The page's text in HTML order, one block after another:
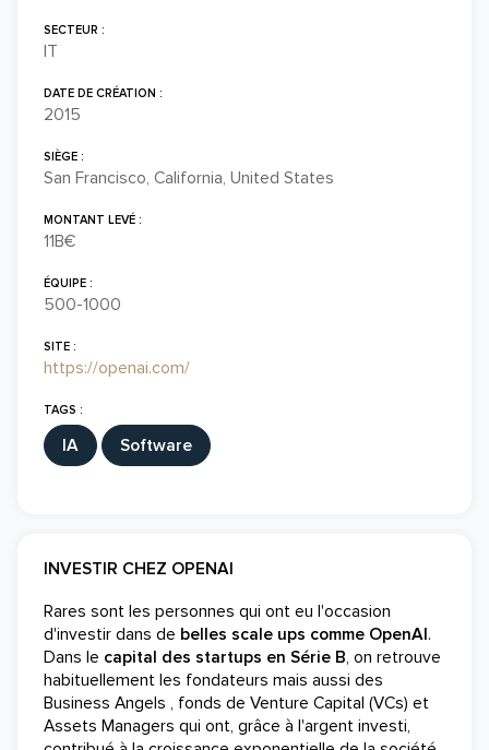
SECTEUR :
IT
DATE DE CRÉATION :
2015
SIÈGE :
San Francisco, California, United States
MONTANT LEVÉ :
11B€
ÉQUIPE :
500-1000
SITE :
https://openai.com/
TAGS :
IA Software
INVESTIR CHEZ OPENAI
Rares sont les personnes qui ont eu l'occasion
d'investir dans de belles scale ups comme OpenAI.
Dans le capital des startups en Série B, on retrouve
habituellement les fondateurs mais aussi des
Business Angels , fonds de Venture Capital (VCs) et
Assets Managers qui ont, grâce à l'argent investi,